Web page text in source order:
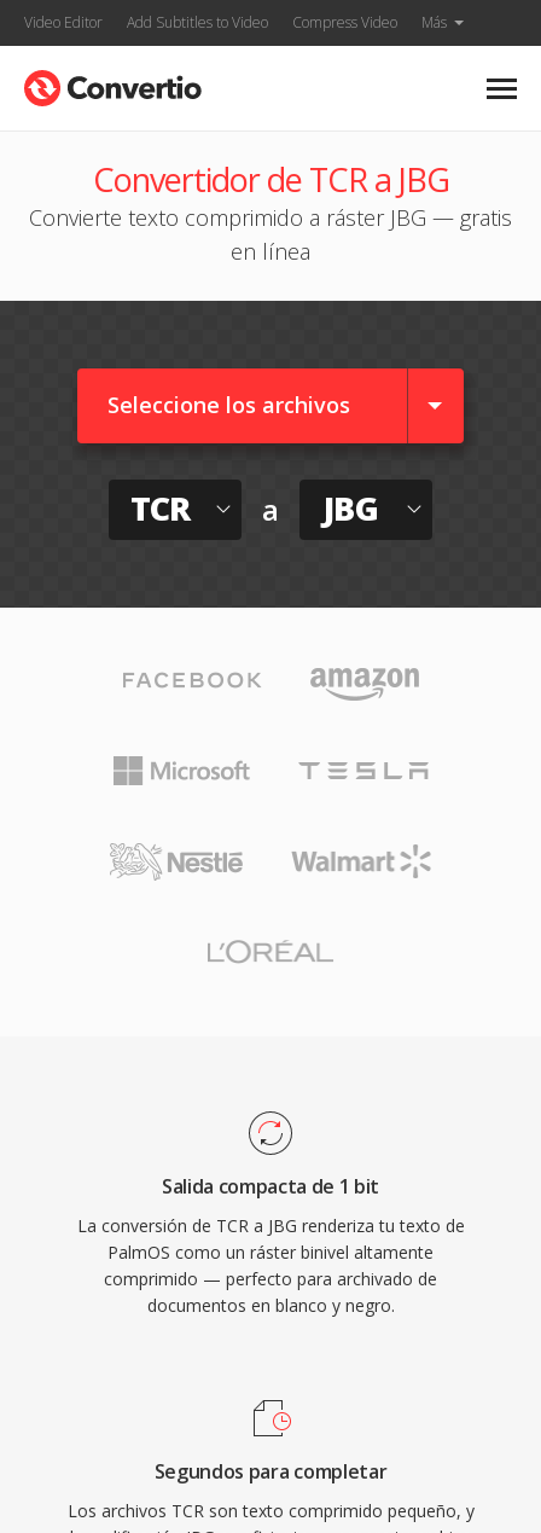
Video Editor Add Subtitles to Video Compress Video Más
Convertidor de TCR a JBG
Convierte texto comprimido a ráster JBG — gratis
en línea
Seleccione los archivos
TCR a JBG
Salida compacta de 1 bit
La conversión de TCR a JBG renderiza tu texto de
PalmOS como un ráster binivel altamente
comprimido — perfecto para archivado de
documentos en blanco y negro.
Segundos para completar
Los archivos TCR son texto comprimido pequeño, y